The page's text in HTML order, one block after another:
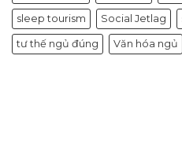
sleep tourism Social Jetlag
tư thế ngủ đúng Văn hóa ngủ